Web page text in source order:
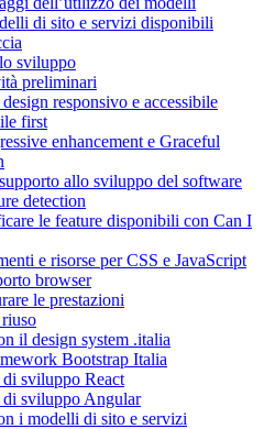
di sito e servizi disponibili
sviluppo
preliminari
responsivo e accessibile
first
enhancement e Graceful
allo sviluppo del software
detection
le feature disponibili con Can I
e risorse per CSS e JavaScript
browser
le prestazioni
il design system .italia
Bootstrap Italia
sviluppo React
sviluppo Angular
i modelli di sito e servizi